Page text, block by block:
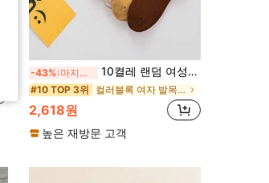
-43% 마지막 2일 10켤레 랜덤 여성용 짧은 로우컷 양말, 얇고 통기성 좋은, 귀여운 곰 패턴, 일상용, 패션&캐주얼에 적합
#10 TOP 3위 컬러블록 여자 발목 양말
2,618원
높은 재방문 고객